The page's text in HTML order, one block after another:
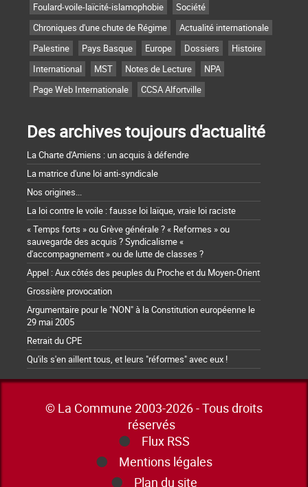
Foulard-voile-laïcité-islamophobie
Société
Chroniques d'une chute de Régime
Actualité internationale
Palestine
Pays Basque Europe Dossiers
Histoire
International
MST Notes de Lecture
NPA
Page Web Internationale
CCSA Alfortville
Des archives toujours d'actualité
La Charte d'Amiens : un acquis à défendre
La matrice d'une loi anti-syndicale
Nos origines...
La loi contre le voile : fausse loi laïque, vraie loi raciste
« Temps forts » ou Grève générale ? « Reformes » ou
sauvegarde des acquis ? Syndicalisme «
d'accompagnement » ou de lutte de classes ?
Appel : Aux côtés des peuples du Proche et du Moyen-Orient
Grossière provocation
Argumentaire pour le "NON" à la Constitution européenne le
29 mai 2005
Retrait du CPE
Qu'ils s'en aillent tous, et leurs "réformes" avec eux !
© La Commune 2003-2026 - Tous droits
réservés
Flux RSS
Mentions légales
Plan du site